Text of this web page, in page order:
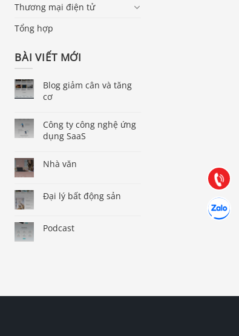
Thương mại điện tử
Tổng hợp
BÀI VIẾT MỚI
Blog giảm cân và tăng
cơ
Công ty công nghệ ứng
dụng SaaS
Nhà văn
Đại lý bất động sản
Podcast
Gọi cho
(028) 22.166.144
Chát